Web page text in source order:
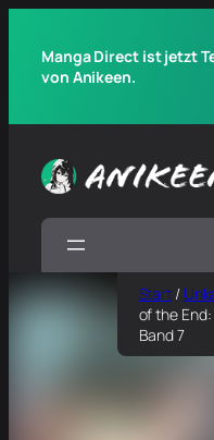
Manga Direct ist jetzt
von Anikeen.
Start /
of the
Band 7